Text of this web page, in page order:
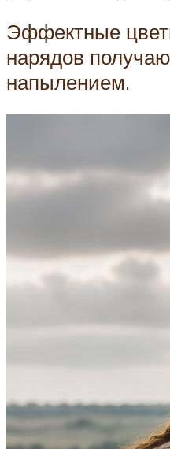
Эффектные
нарядов
напылением.